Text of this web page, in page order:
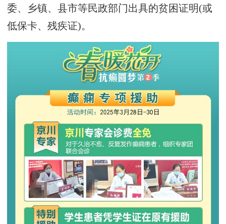
委、乡镇、县市等民政部门出具的贫困证明(或
低保卡、残疾证)。